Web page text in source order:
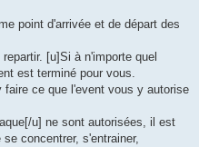
point d'arrivée et de départ des
[u]Si à n'importe quel
est terminé pour vous.
ce que l'event vous y autorise
u] ne sont autorisées, il est
concentrer, s'entrainer,